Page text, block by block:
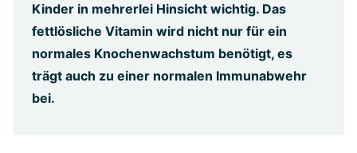
Kinder in mehrerlei Hinsicht wichtig. Das
fettlösliche Vitamin wird nicht nur für ein
normales Knochenwachstum benötigt, es
trägt auch zu einer normalen Immunabwehr
bei.